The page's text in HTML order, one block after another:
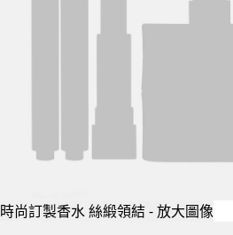
時尚訂製香水 絲緞領結 - 放大圖像